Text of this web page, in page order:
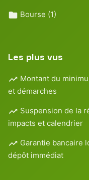
Bourse (1)
Les plus vus
Montant du
et démarches
Suspension de la
impacts et calendrier
Garantie bancaire
dépôt immédiat